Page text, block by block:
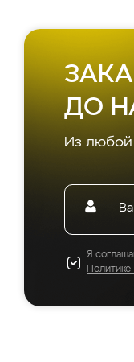
ДО
Из любой
Я